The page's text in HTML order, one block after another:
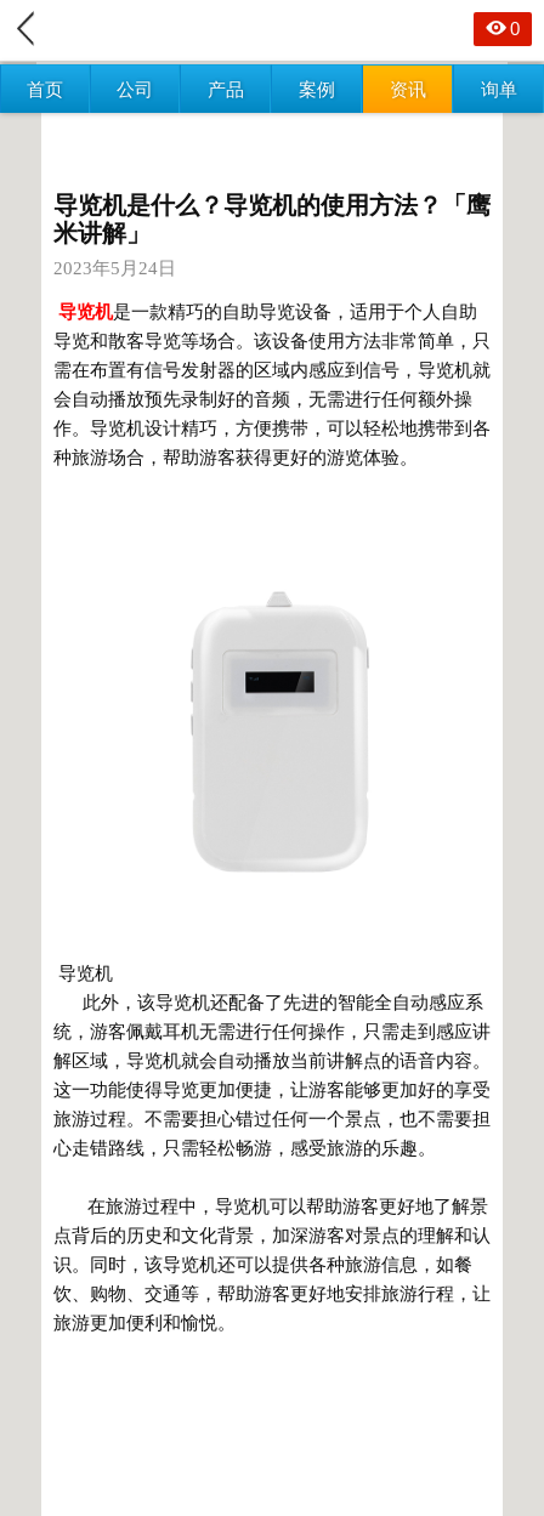
首页 公司 产品 案例 资讯 询单
0
导览机是什么？导览机的使用方法？「鹰
米讲解」
2023年5月24日
导览机是一款精巧的自助导览设备，适用于个人自助
导览和散客导览等场合。该设备使用方法非常简单，只
需在布置有信号发射器的区域内感应到信号，导览机就
会自动播放预先录制好的音频，无需进行任何额外操
作。导览机设计精巧，方便携带，可以轻松地携带到各
种旅游场合，帮助游客获得更好的游览体验。
导览机
此外，该导览机还配备了先进的智能全自动感应系
统，游客佩戴耳机无需进行任何操作，只需走到感应讲
解区域，导览机就会自动播放当前讲解点的语音内容。
这一功能使得导览更加便捷，让游客能够更加好的享受
旅游过程。不需要担心错过任何一个景点，也不需要担
心走错路线，只需轻松畅游，感受旅游的乐趣。
在旅游过程中，导览机可以帮助游客更好地了解景
点背后的历史和文化背景，加深游客对景点的理解和认
识。同时，该导览机还可以提供各种旅游信息，如餐
饮、购物、交通等，帮助游客更好地安排旅游行程，让
旅游更加便利和愉悦。